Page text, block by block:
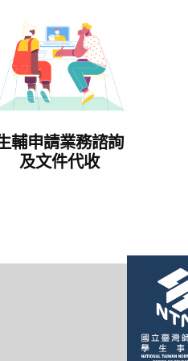
輔申請業務諮詢
及文件代收